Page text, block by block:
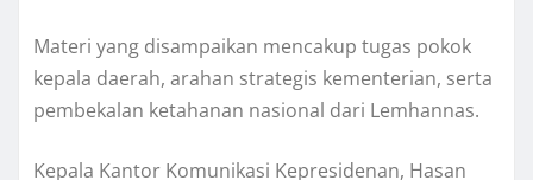
Materi yang disampaikan mencakup tugas pokok
kepala daerah, arahan strategis kementerian, serta
pembekalan ketahanan nasional dari Lemhannas.
Kepala Kantor Komunikasi Kepresidenan, Hasan